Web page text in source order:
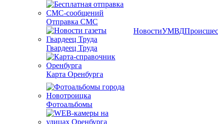
Отправка СМС
Гвардеец Труда
Карта Оренбурга
Фотоальбомы
НовостиУМВД